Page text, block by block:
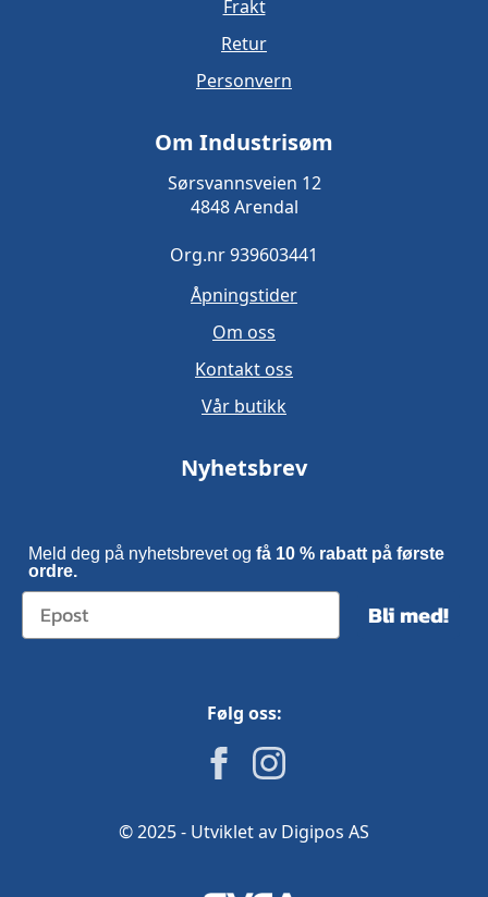
Frakt
Retur
Personvern
Om Industrisøm
Sørsvannsveien 12
4848 Arendal
Org.nr 939603441
Åpningstider
Om oss
Kontakt oss
Vår butikk
Nyhetsbrev
Meld deg på nyhetsbrevet og få 10 % rabatt på første
ordre.
Bli med!
Følg oss:
© 2025 - Utviklet av Digipos AS